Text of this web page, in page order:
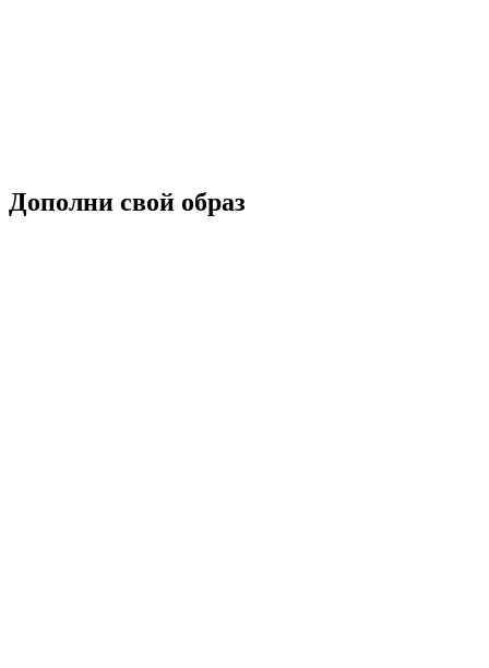
Дополни свой образ